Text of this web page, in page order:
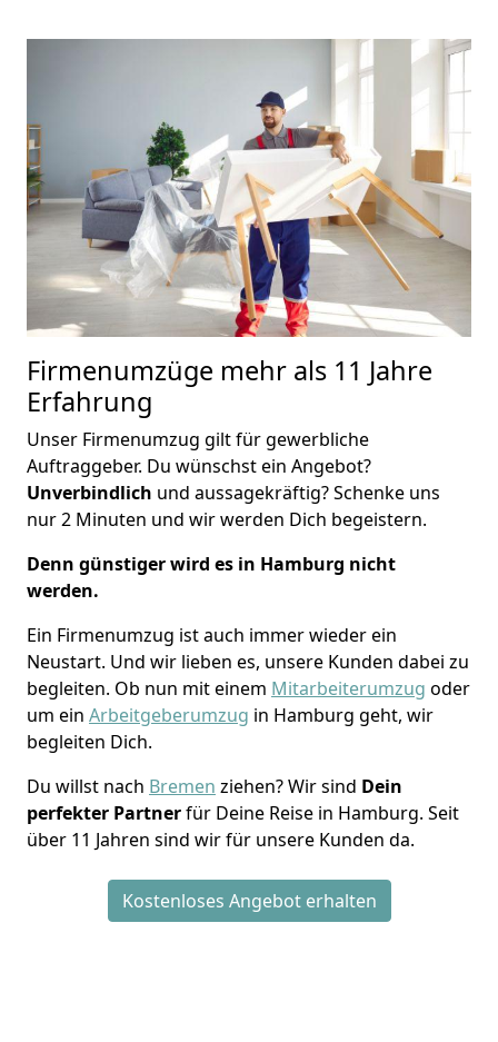
Firmenumzüge mehr als 11 Jahre
Erfahrung
Unser Firmenumzug gilt für gewerbliche
Auftraggeber. Du wünschst ein Angebot?
Unverbindlich und aussagekräftig? Schenke uns
nur 2 Minuten und wir werden Dich begeistern.
Denn günstiger wird es in Hamburg nicht
werden.
Ein Firmenumzug ist auch immer wieder ein
Neustart. Und wir lieben es, unsere Kunden dabei zu
begleiten. Ob nun mit einem Mitarbeiterumzug oder
um ein Arbeitgeberumzug in Hamburg geht, wir
begleiten Dich.
Du willst nach Bremen ziehen? Wir sind Dein
perfekter Partnerfür Deine Reise in Hamburg. Seit
über 11 Jahren sind wir für unsere Kunden da.
Kostenloses Angebot erhalten